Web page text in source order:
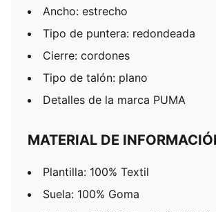
Ancho: estrecho
Tipo de puntera: redondeada
Cierre: cordones
Tipo de talón: plano
Detalles de la marca PUMA
MATERIAL DE
Plantilla: 100% Textil
Suela: 100% Goma